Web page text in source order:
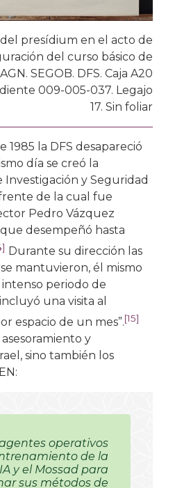
presídium en el acto de
del curso básico de
SEGOB. DFS. Caja A20
009-005-037. Legajo
17. Sin foliar
1985 la DFS desapareció
día se creó la
Investigación y Seguridad
de la cual fue
Pedro Vázquez
desempeñó hasta
Durante su dirección las
mantuvieron, él mismo
periodo de
una visita al
espacio de un mes”.[15]
y
sino también los
operativos
de la
y el Mossad para
sus métodos de